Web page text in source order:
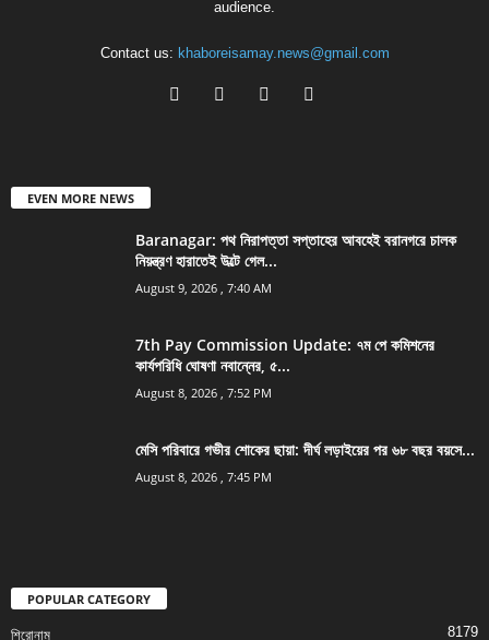
audience.
Contact us: khaboreisamay.news@gmail.com
EVEN MORE NEWS
Baranagar: পথ নিরাপত্তা সপ্তাহের আবহেই বরানগরে চালক
নিয়ন্ত্রণ হারাতেই উল্টে গেল...
August 9, 2026 , 7:40 AM
7th Pay Commission Update: ৭ম পে কমিশনের
কার্যপরিধি ঘোষণা নবান্নের, ৫...
August 8, 2026 , 7:52 PM
মেসি পরিবারে গভীর শোকের ছায়া: দীর্ঘ লড়াইয়ের পর ৬৮ বছর বয়সে...
August 8, 2026 , 7:45 PM
POPULAR CATEGORY
শিরোনাম 8179